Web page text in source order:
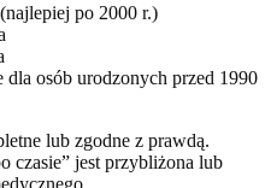
po 2000 r.)
osób urodzonych przed 1990
lub zgodne z prawdą.
czasie” jest przybliżona lub